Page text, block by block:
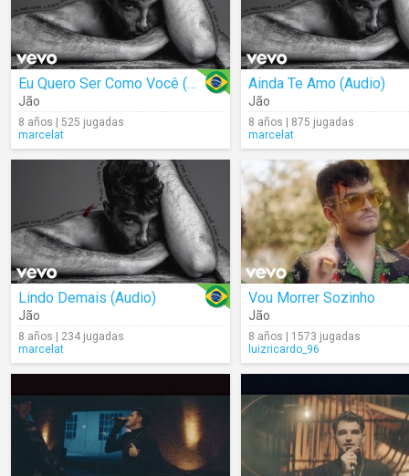
Eu Quero Ser Como Você (Audio)
Jão
8 años | 525 jugadas
marcelat
Ainda Te Amo (Audio)
Jão
8 años | 875 jugadas
marcelat
Lindo Demais (Audio)
Jão
8 años | 234 jugadas
marcelat
Vou Morrer Sozinho
Jão
8 años | 1573 jugadas
luizricardo_96